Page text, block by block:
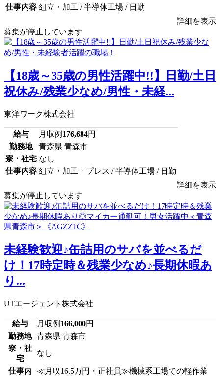
仕事内容 組立・加工 / 半導体工場 / 日勤
詳細を表示
募集が停止しています
【18歳～35歳の男性活躍中!!】日勤/土日
祝休み/残業少なめ/男性・未経...
東洋ワーク株式会社
給与 月収例 176,684円
勤務地
青森県 青森市
寮・社宅 なし
仕事内容 組立・加工・プレス / 半導体工場 / 日勤
詳細を表示
募集が停止しています
未経験歓迎♪缶詰用のサバを並べるだ
け！17時定時＆残業少なめ♪長期休暇あ
り...
UTエージェント株式会社
給与 月収例 166,000円
勤務地 青森県 青森市
寮・社
宅
なし
仕事内 ≪月収16.5万円・正社員≫機械系工場での軽作業